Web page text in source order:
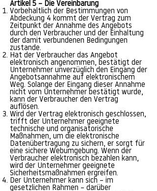
Artikel 5 – Die Vereinbarung
Vorbehaltlich der Bestimmungen von
Abdeckung 4 kommt der Vertrag zum
Zeitpunkt der Annahme des Angebots
durch den Verbraucher und der Einhaltung
der damit verbundenen Bedingungen
zustande.
Hat der Verbraucher das Angebot
elektronisch angenommen, bestätigt der
Unternehmer unverzüglich den Eingang der
Angebotsannahme auf elektronischem
Weg. Solange der Eingang dieser Annahme
nicht vom Unternehmer bestätigt wurde,
kann der Verbraucher den Vertrag
auflösen.
Wird der Vertrag elektronisch geschlossen,
trifft der Unternehmer geeignete
technische und organisatorische
Maßnahmen, um die elektronische
Datenübertragung zu sichern, er sorgt für
eine sichere Webumgebung. Wenn der
Verbraucher elektronisch bezahlen kann,
wird der Unternehmer geeignete
Sicherheitsmaßnahmen ergreifen.
Der Unternehmer kann sich – im
gesetzlichen Rahmen – darüber